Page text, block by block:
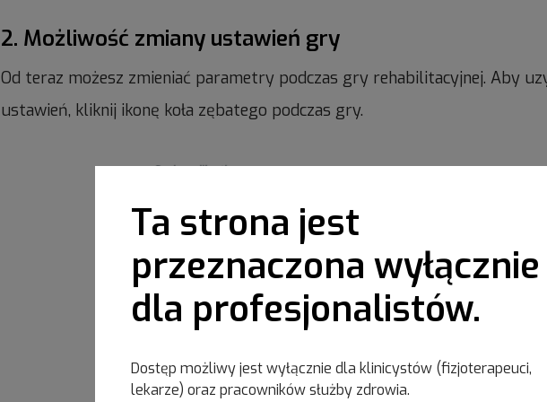
Ta strona jest
przeznaczona wyłącznie
dla profesjonalistów.
Dostęp możliwy jest wyłącznie dla klinicystów (fizjoterapeuci,
lekarze) oraz pracowników służby zdrowia.
2. Możliwość zmiany ustawień gry
Od teraz możesz zmieniać parametry podczas gry rehabilitacyjnej. Aby
ustawień, kliknij ikonę koła zębatego podczas gry.